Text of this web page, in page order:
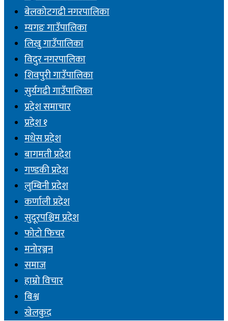
बेलकोटगढी नगरपालिका
म्यगङ गाउँपालिका
लिखु गाउँपालिका
विदुर नगरपालिका
शिवपुरी गाउँपालिका
सुर्यगढी गाउँपालिका
प्रदेश समाचार
प्रदेश १
मधेस प्रदेश
बागमती प्रदेश
गण्डकी प्रदेश
लुम्बिनी प्रदेश
कर्णाली प्रदेश
सुदूरपश्चिम प्रदेश
फोटो फिचर
मनोरञ्जन
समाज
हाम्रो विचार
बिश्व
खेलकुद